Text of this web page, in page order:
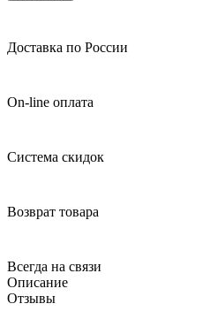
Доставка по России
On-line оплата
Система скидок
Возврат товара
Всегда на связи
Описание
Отзывы